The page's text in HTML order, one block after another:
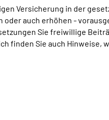
Versicherung in der
auch erhöhen -
Sie freiwillige
finden Sie auch Hinweise,